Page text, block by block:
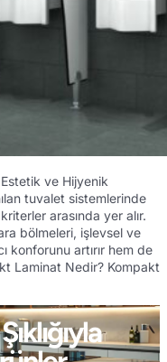
ve Hijyenik
tuvalet sistemlerinde
arasında yer alır.
bölmeleri, işlevsel ve
konforunu artırır hem de
Laminat Nedir? Kompakt